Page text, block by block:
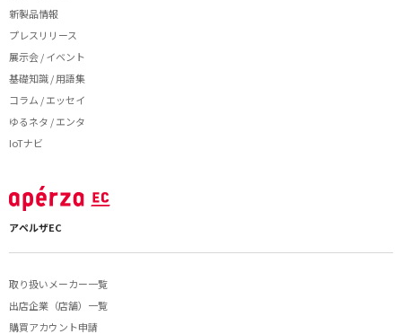
新製品情報
プレスリリース
展示会 / イベント
基礎知識 / 用語集
コラム / エッセイ
ゆるネタ / エンタ
IoTナビ
アペルザEC
取り扱いメーカー一覧
出店企業（店舗）一覧
購買アカウント申請